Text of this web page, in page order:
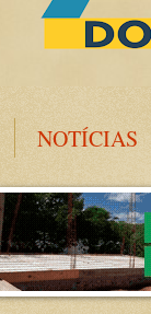
NOTÍCIAS